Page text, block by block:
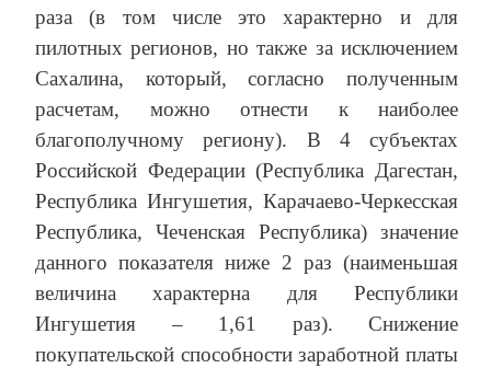
раза (в том числе это характерно и для
пилотных регионов, но также за исключением
Сахалина, который, согласно полученным
расчетам, можно отнести к наиболее
благополучному региону). В 4 субъектах
Российской Федерации (Республика Дагестан,
Республика Ингушетия, Карачаево-Черкесская
Республика, Чеченская Республика) значение
данного показателя ниже 2 раз (наименьшая
величина характерна для Республики
Ингушетия – 1,61 раз). Снижение
покупательской способности заработной платы